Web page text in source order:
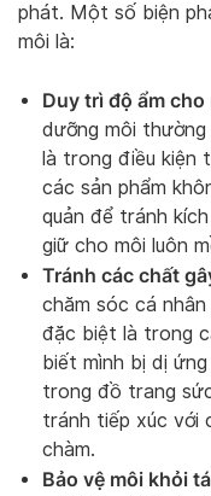
phát. Một số biện
môi là:
Duy trì độ ẩm cho
dưỡng môi
là trong điều kiện
các sản phẩm
quản để tránh
giữ cho môi luôn
Tránh các chất
chăm sóc cá
đặc biệt là trong
biết mình bị dị
trong đồ trang
tránh tiếp xúc với
chàm.
Bảo vệ môi khỏi